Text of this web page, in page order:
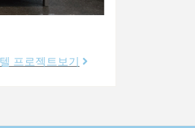
프로젝트보기